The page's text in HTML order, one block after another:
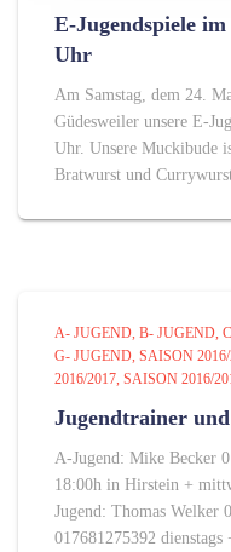
E-Jugendspiele
Uhr
Am Samstag, dem 24.
Güdesweiler unsere E-
Uhr. Unsere Muckibude
Bratwurst und
A- JUGEND B- JUGEND
G- JUGEND SAISON
2016/2017 SAISON 2016/
Jugendtrainer
A-Jugend: Mike Becker
18:00h in Hirstein +
Jugend: Thomas Welker
017681275392